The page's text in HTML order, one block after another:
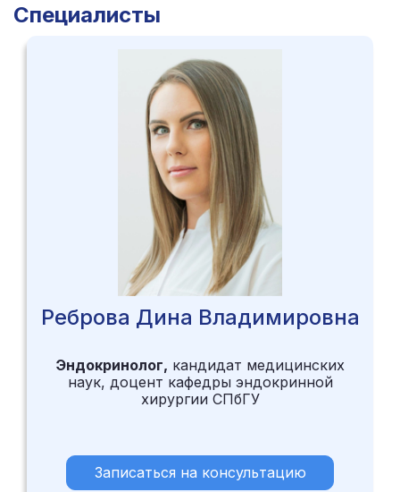
Специалисты
Реброва Дина Владимировна
Эндокринолог, кандидат медицинских
наук, доцент кафедры эндокринной
хирургии СПбГУ
Записаться на консультацию